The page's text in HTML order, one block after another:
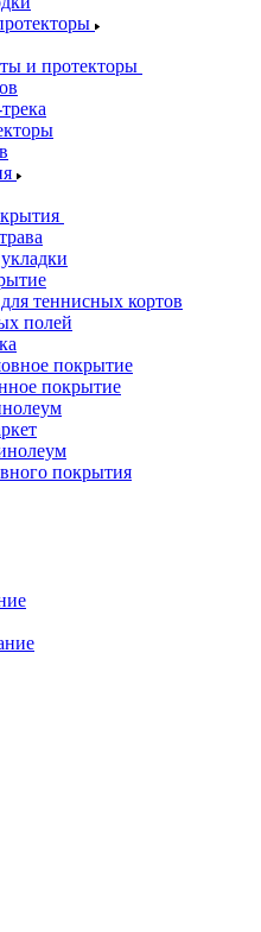
и протекторы
теннисных кортов
полей
покрытие
покрытие
покрытия